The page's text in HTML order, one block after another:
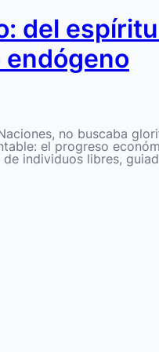
del
no buscaba
el progreso
individuos libres,